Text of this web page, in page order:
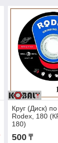
Круг (Диск)
Rodex, 180
180)
500₸